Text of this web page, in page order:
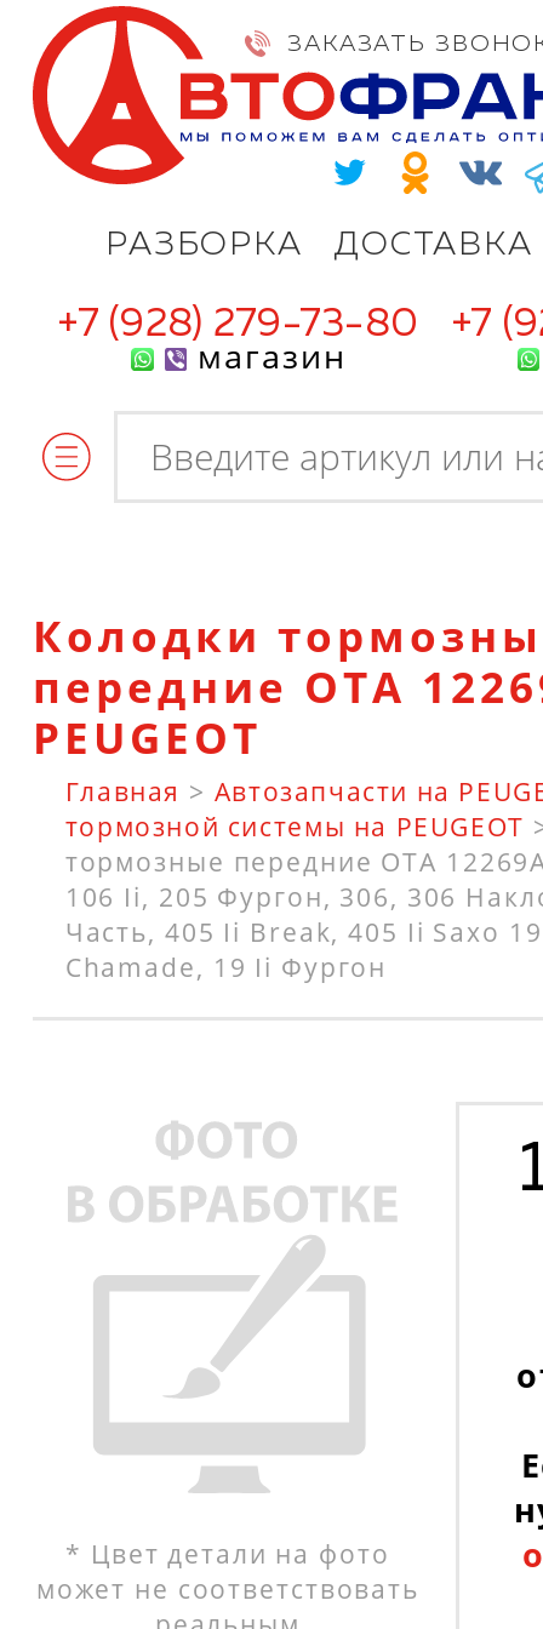
РАЗБОРКА ДОСТАВКА
ЗАКАЗАТЬ
+7 (928) 279-73-80
магазин
+7
Колодки
передние OTA
PEUGEOT
Главная > Автозапчасти на
тормозной системы на PEUGEOT
тормозные передние OTA
106 Ii, 205 Фургон, 306, 306
Часть, 405 Ii Break, 405 Ii Saxo
Chamade, 19 Ii Фургон
* Цвет детали на фото
может не соответствовать